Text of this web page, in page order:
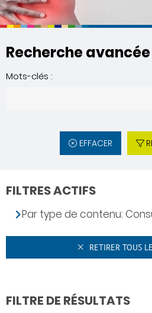
Recherche avancée
Mots-clés :
EFFACER
FILTRES ACTIFS
Par type de contenu:
RETIRER TOUS
FILTRE DE RÉSULTATS